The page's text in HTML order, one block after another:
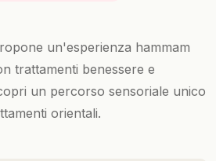
un'esperienza hammam
trattamenti benessere e
un percorso sensoriale unico
orientali.